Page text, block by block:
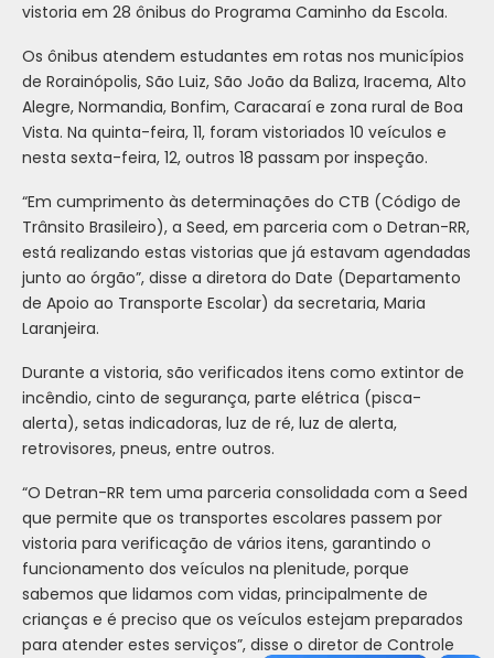
vistoria em 28 ônibus do Programa Caminho da Escola.
Os ônibus atendem estudantes em rotas nos municípios
de Rorainópolis, São Luiz, São João da Baliza, Iracema, Alto
Alegre, Normandia, Bonfim, Caracaraí e zona rural de Boa
Vista. Na quinta-feira, 11, foram vistoriados 10 veículos e
nesta sexta-feira, 12, outros 18 passam por inspeção.
“Em cumprimento às determinações do CTB (Código de
Trânsito Brasileiro), a Seed, em parceria com o Detran-RR,
está realizando estas vistorias que já estavam agendadas
junto ao órgão”, disse a diretora do Date (Departamento
de Apoio ao Transporte Escolar) da secretaria, Maria
Laranjeira.
Durante a vistoria, são verificados itens como extintor de
incêndio, cinto de segurança, parte elétrica (pisca-
alerta), setas indicadoras, luz de ré, luz de alerta,
retrovisores, pneus, entre outros.
“O Detran-RR tem uma parceria consolidada com a Seed
que permite que os transportes escolares passem por
vistoria para verificação de vários itens, garantindo o
funcionamento dos veículos na plenitude, porque
sabemos que lidamos com vidas, principalmente de
crianças e é preciso que os veículos estejam preparados
para atender estes serviços”, disse o diretor de Controle